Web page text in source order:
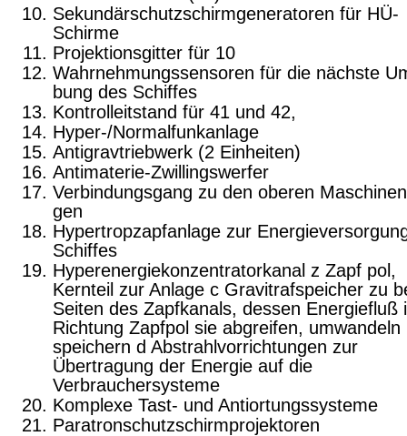
Sekundärschutzschirmgeneratoren für HÜ-
Schirme
Projektionsgitter für 10
Wahrnehmungssensoren für die nächste
bung des Schiffes
Kontrolleitstand für 41 und 42,
Hyper-/Normalfunkanlage
Antigravtriebwerk (2 Einheiten)
Antimaterie-Zwillingswerfer
Verbindungsgang zu den oberen
gen
Hypertropzapfanlage zur
Schiffes
Hyperenergiekonzentratorkanal z Zapf pol,
Kernteil zur Anlage c Gravitrafspeicher zu
Seiten des Zapfka­nals, dessen Energiefluß
Richtung Zapfpol sie abgreifen, umwandeln
speichern d Abstrahlvorrichtungen zur
Übertragung der Energie auf die
Verbrauchersysteme
Komplexe Tast- und Antiortungssysteme
Paratronschutzschirmprojektoren